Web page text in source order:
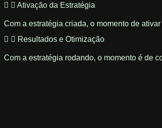
Ativação da Estratégia
Com a estratégia criada, o momento de
Resultados e Otimização
Com a estratégia rodando, o momento é de